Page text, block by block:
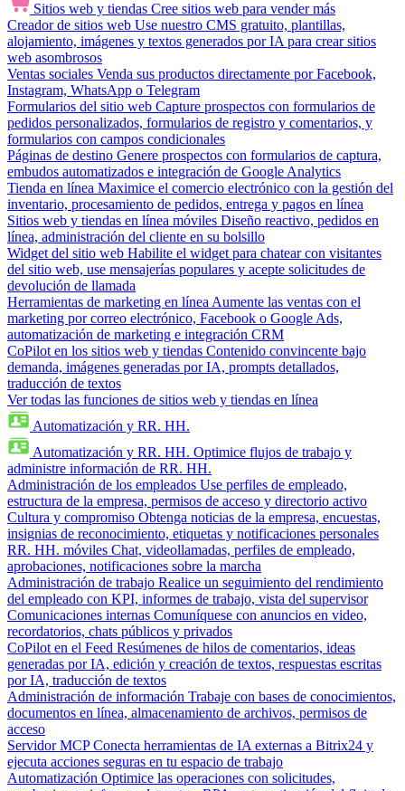
Sitios web y tiendas Cree sitios web para vender más
Creador de sitios web Use nuestro CMS gratuito, plantillas,
alojamiento, imágenes y textos generados por IA para crear sitios
web asombrosos
Ventas sociales Venda sus productos directamente por Facebook,
Instagram, WhatsApp o Telegram
Formularios del sitio web Capture prospectos con formularios de
pedidos personalizados, formularios de registro y comentarios, y
formularios con campos condicionales
Páginas de destino Genere prospectos con formularios de captura,
embudos automatizados e integración de Google Analytics
Tienda en línea Maximice el comercio electrónico con la gestión del
inventario, procesamiento de pedidos, entrega y pagos en línea
Sitios web y tiendas en línea móviles Diseño reactivo, pedidos en
línea, administración del cliente en su bolsillo
Widget del sitio web Habilite el widget para chatear con visitantes
del sitio web, use mensajerías populares y acepte solicitudes de
devolución de llamada
Herramientas de marketing en línea Aumente las ventas con el
marketing por correo electrónico, Facebook o Google Ads,
automatización de marketing e integración CRM
CoPilot en los sitios web y tiendas Contenido convincente bajo
demanda, imágenes generadas por IA, prompts detallados,
traducción de textos
Ver todas las funciones de sitios web y tiendas en línea
Automatización y RR. HH.
Automatización y RR. HH. Optimice flujos de trabajo y
administre información de RR. HH.
Administración de los empleados Use perfiles de empleado,
estructura de la empresa, permisos de acceso y directorio activo
Cultura y compromiso Obtenga noticias de la empresa, encuestas,
insignias de reconocimiento, etiquetas y notificaciones personales
RR. HH. móviles Chat, videollamadas, perfiles de empleado,
aprobaciones, notificaciones sobre la marcha
Administración de trabajo Realice un seguimiento del rendimiento
del empleado con KPI, informes de trabajo, vista del supervisor
Comunicaciones internas Comuníquese con anuncios en video,
recordatorios, chats públicos y privados
CoPilot en el Feed Resúmenes de hilos de comentarios, ideas
generadas por IA, edición y creación de textos, respuestas escritas
por IA, traducción de textos
Administración de información Trabaje con bases de conocimientos,
documentos en línea, almacenamiento de archivos, permisos de
acceso
Servidor MCP Conecta herramientas de IA externas a Bitrix24 y
ejecuta acciones seguras en tu espacio de trabajo
Automatización Optimice las operaciones con solicitudes,